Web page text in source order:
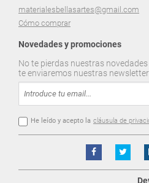
materialesbellasartes@gmail.com
Cómo comprar
Novedades y promociones
No te pierdas nuestras
te enviaremos nuestras newsletter
He leído y acepto la cláusula de